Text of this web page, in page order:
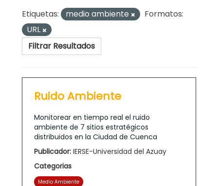
Etiquetas: medio ambiente
Formatos:
URL
Filtrar Resultados
Ruido Ambiente
Monitorear en tiempo real el ruido
ambiente de 7 sitios estratégicos
distribuidos en la Ciudad de Cuenca
Publicador: IERSE-Universidad del Azuay
Categorias
Medio Ambiente